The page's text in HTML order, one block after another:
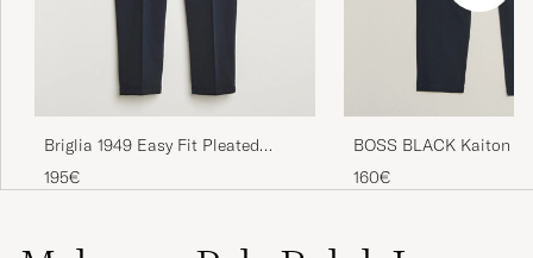
Briglia 1949 Easy Fit Pleated
Cotton Stretch Trousers Navy
195€
BOSS BLACK Kaiton
Chinos Dark Blue
160€